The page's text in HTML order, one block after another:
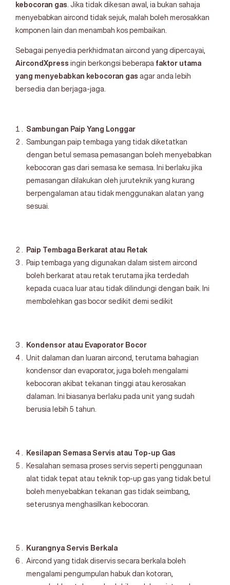
kebocoran gas . Jika tidak dikesan awal, ia bukan sahaja
menyebabkan aircond tidak sejuk, malah boleh merosakkan
komponen lain dan menambah kos pembaikan.
Sebagai penyedia perkhidmatan aircond yang dipercayai,
AircondXpress ingin berkongsi beberapa faktor utama
yang menyebabkan kebocoran gas agar anda lebih
bersedia dan berjaga-jaga.
Sambungan Paip Yang Longgar
Sambungan paip tembaga yang tidak diketatkan
dengan betul semasa pemasangan boleh menyebabkan
kebocoran gas dari semasa ke semasa. Ini berlaku jika
pemasangan dilakukan oleh juruteknik yang kurang
berpengalaman atau tidak menggunakan alatan yang
sesuai.
Paip Tembaga Berkarat atau Retak
Paip tembaga yang digunakan dalam sistem aircond
boleh berkarat atau retak terutama jika terdedah
kepada cuaca luar atau tidak dilindungi dengan baik. Ini
membolehkan gas bocor sedikit demi sedikit
Kondensor atau Evaporator Bocor
Unit dalaman dan luaran aircond, terutama bahagian
kondensor dan evaporator, juga boleh mengalami
kebocoran akibat tekanan tinggi atau kerosakan
dalaman. Ini biasanya berlaku pada unit yang sudah
berusia lebih 5 tahun.
Kesilapan Semasa Servis atau Top-up Gas
Kesalahan semasa proses servis seperti penggunaan
alat tidak tepat atau teknik top-up gas yang tidak betul
boleh menyebabkan tekanan gas tidak seimbang,
seterusnya menghasilkan kebocoran.
Kurangnya Servis Berkala
Aircond yang tidak diservis secara berkala boleh
mengalami pengumpulan habuk dan kotoran,